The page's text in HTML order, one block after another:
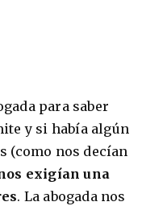
para saber
y si había algún
(como nos decían
exigían una
. La abogada nos